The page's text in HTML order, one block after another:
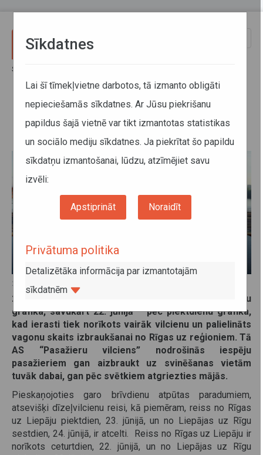
Sākums
Līgo svētkos vilcieni kursēs pēc
brīvdienu grafika
20. jūnijs 2023
23. jūnijā lielākā daļa vilcienu kursēs pēc brīvdienu
grafika, savukārt 22. jūnijā– pēc piektdienu grafika,
kad ierasti tiek norīkots vairāk vilcienu un palielināts
vagonu skaits izbraukšanai no Rīgas uz reģioniem. Tā
AS “Pasažieru vilciens” nodrošinās iespēju
pasažieriem gan aizbraukt uz svinēšanas vietām
tuvāk dabai, gan pēc svētkiem atgriezties mājās.
Pieskaņojoties garo brīvdienu atpūtas paradumiem,
atsevišķi dīzeļvilcienu reisi, kā piemēram, reiss no Rīgas
uz Liepāju piektdien, 23. jūnijā, un no Liepājas uz Rīgu
sestdien, 24. jūnijā, ir atcelti. Reiss no Rīgas uz Liepāju ir
norīkots ceturtdien, 22. jūnijā, un no Liepājas uz Rīgu
Sīkdatnes
Lai šī tīmekļvietne darbotos, tā izmanto obligāti
nepieciešamās sīkdatnes. Ar Jūsu piekrišanu
papildus šajā vietnē var tikt izmantotas statistikas
un sociālo mediju sīkdatnes. Ja piekrītat šo papildu
sīkdatņu izmantošanai, lūdzu, atzīmējiet savu
izvēli:
Apstiprināt Noraidīt
Privātuma politika
Detalizētāka informācija par izmantotajām
sīkdatnēm